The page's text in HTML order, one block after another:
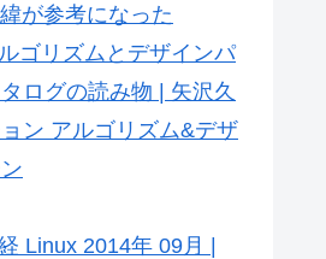
が参考になった
ゴリズムとデザインパ
ログの読み物 | 矢沢久
ン アルゴリズム&デザ
Linux 2014年 09月 |